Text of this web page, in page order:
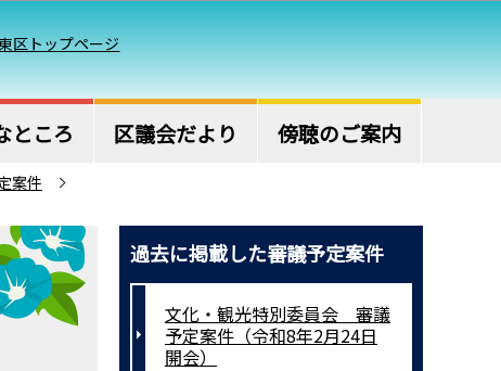
区トップページ
ところ 区議会だより 傍聴のご案内
案件
過去に掲載した審議予定案件
文化・観光特別委員会 審議
予定案件（令和8年2月24日
開会）